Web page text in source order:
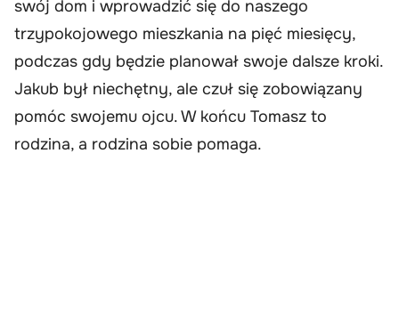
swój dom i wprowadzić się do naszego
trzypokojowego mieszkania na pięć miesięcy,
podczas gdy będzie planował swoje dalsze kroki.
Jakub był niechętny, ale czuł się zobowiązany
pomóc swojemu ojcu. W końcu Tomasz to
rodzina, a rodzina sobie pomaga.